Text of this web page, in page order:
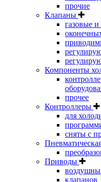
прочие
Клапаны
газовые и
Компоненты
прочее
Контроллеры
для
сняты с
Приводы
клапанов